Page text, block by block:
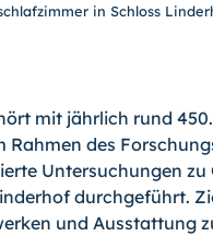
in Schloss
mit jährlich rund
Rahmen des
Untersuchungen
durchgeführt.
und Ausstattung